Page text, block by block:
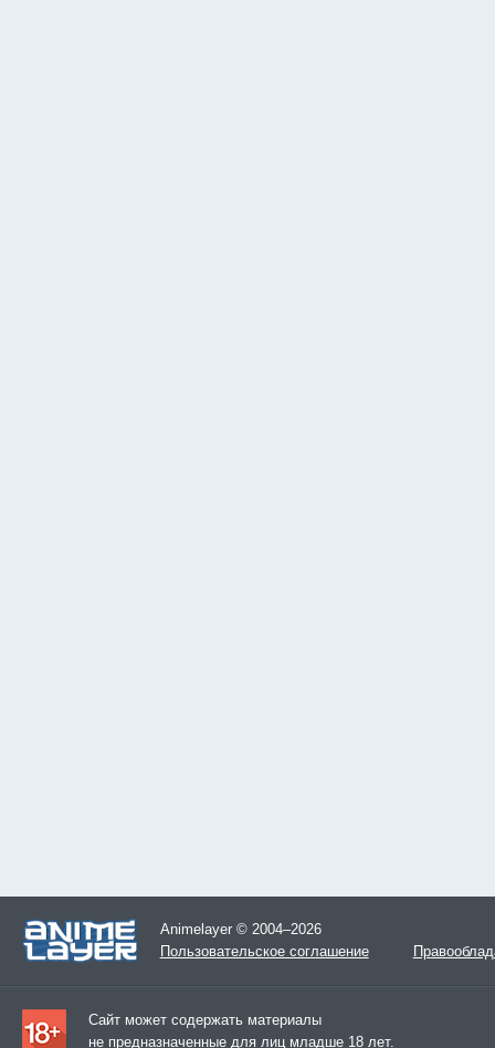
Animelayer © 2004–2026
Пользовательское соглашение
Сайт может содержать материалы
не предназначенные для лиц младше 18 лет.